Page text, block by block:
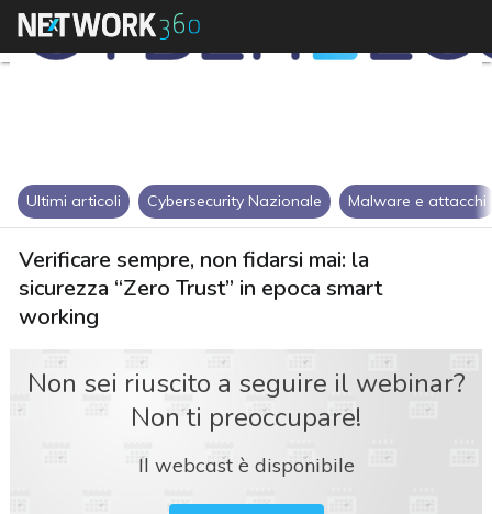
Ultimi articoli Cybersecurity Nazionale Malware e attacchi
Verificare sempre, non fidarsi mai: la
sicurezza “Zero Trust” in epoca smart
working
Non sei riuscito a seguire il webinar?
Non ti preoccupare!
Il webcast è disponibile